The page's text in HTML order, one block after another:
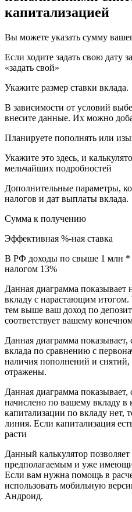
капитализацией
Вы можете указать сумму
Если ходите задать свою дату
«задать свой»
Укажите размер ставки вклада.
В зависимости от условий
внесите данные. Их можно
Планируете пополнять или
Укажите это здесь, и
мельчайших подробностей
Дополнительные параметры,
налогов и дат выплаты вклада.
Сумма к получению
Эффективная %-ная ставка
В РФ доходы по свыше 1 млн *
налогом 13%
Данная диаграмма
вкладу с нарастающим
тем выше ваш доход по
соответствует вашему
Данная диаграмма
вклада по сравнению с
наличия пополнений и
отражены.
Данная диаграмма показывает,
начислено по вашему вкладу
капитализации по вкладу нет,
линия. Если капитализация
расти
Данный калькулятор позволяет
предполагаемым и уже
Если вам нужна помощь в
использовать мобильную
Андроид.